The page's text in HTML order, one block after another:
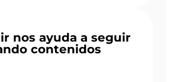
nos ayuda a seguir
contenidos